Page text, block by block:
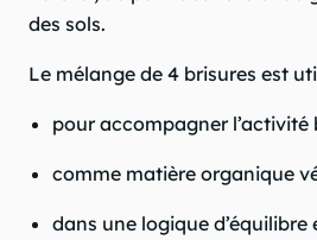
des sols.
Le mélange de 4 brisures est
pour accompagner l’activité
comme matière organique
dans une logique d’équilibre